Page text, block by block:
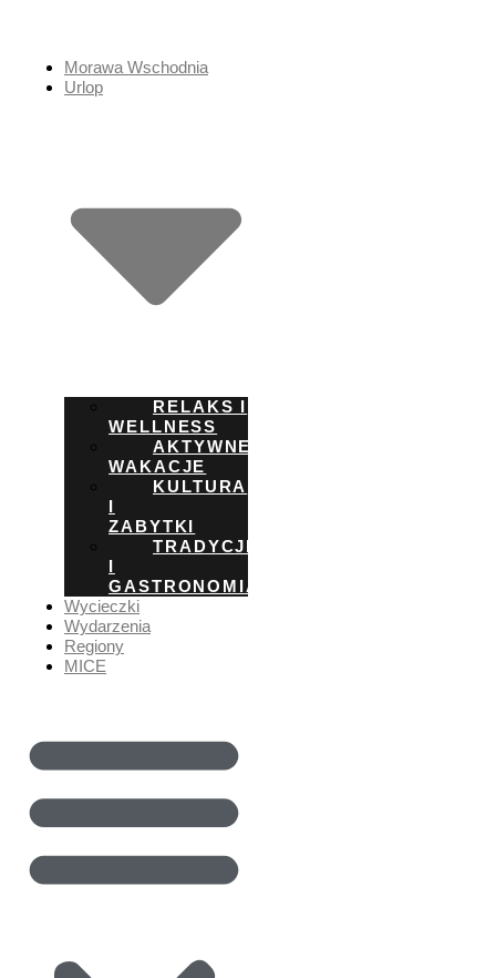
Morawa Wschodnia
Urlop
RELAKS I
WELLNESS
AKTYWNE
WAKACJE
KULTURA
I
ZABYTKI
TRADYCJE
I
GASTRONOMIA
Wycieczki
Wydarzenia
Regiony
MICE